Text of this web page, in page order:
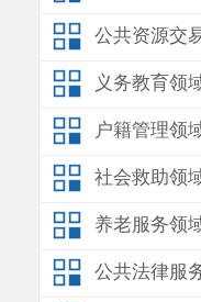
公共资源交
义务教育领
户籍管理领
社会救助领
养老服务领
公共法律服